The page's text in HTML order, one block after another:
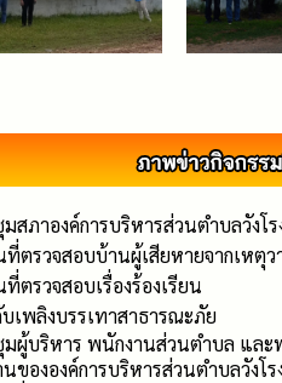
สภาองค์การบริหารส่วนตำบลวัง
ตรวจสอบบ้านผู้เสียหายจากเหตุว
ตรวจสอบเรื่องร้องเรียน
เพลิงบรรเทาสาธารณะภัย
ผู้บริหาร พนักงานส่วนตำบล และ
ขององค์การบริหารส่วนตำบลวังโ